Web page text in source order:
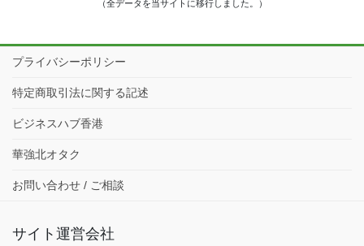
（全データを当サイトに移行しました。）
プライバシーポリシー
特定商取引法に関する記述
ビジネスハブ香港
華強北オタク
お問い合わせ / ご相談
サイト運営会社